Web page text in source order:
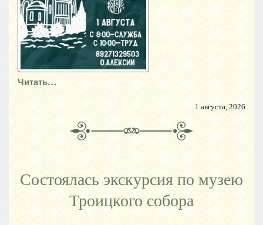
Читать…
1 августа, 2026
Состоялась экскурсия по музею
Троицкого собора